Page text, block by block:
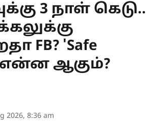
3 நாள் கெடு..
FB? 'Safe
என்ன ஆகும்?
2026, 8:36 am